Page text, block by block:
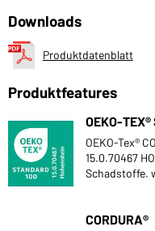
Downloads
Produktdatenblatt
Produktfeatures
OEKO-
OEKO-Tex®
15.0.70467
Schadstoffe.
CORDURA®